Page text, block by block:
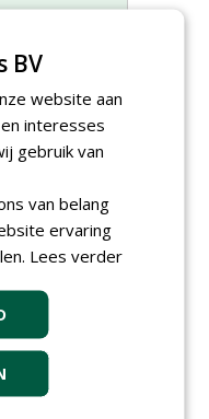
bij DSV
B.V.
B.V.
bij Antea
Maastricht,
BV
website aan
interesses
gebruik van
van belang
ervaring
Lees verder